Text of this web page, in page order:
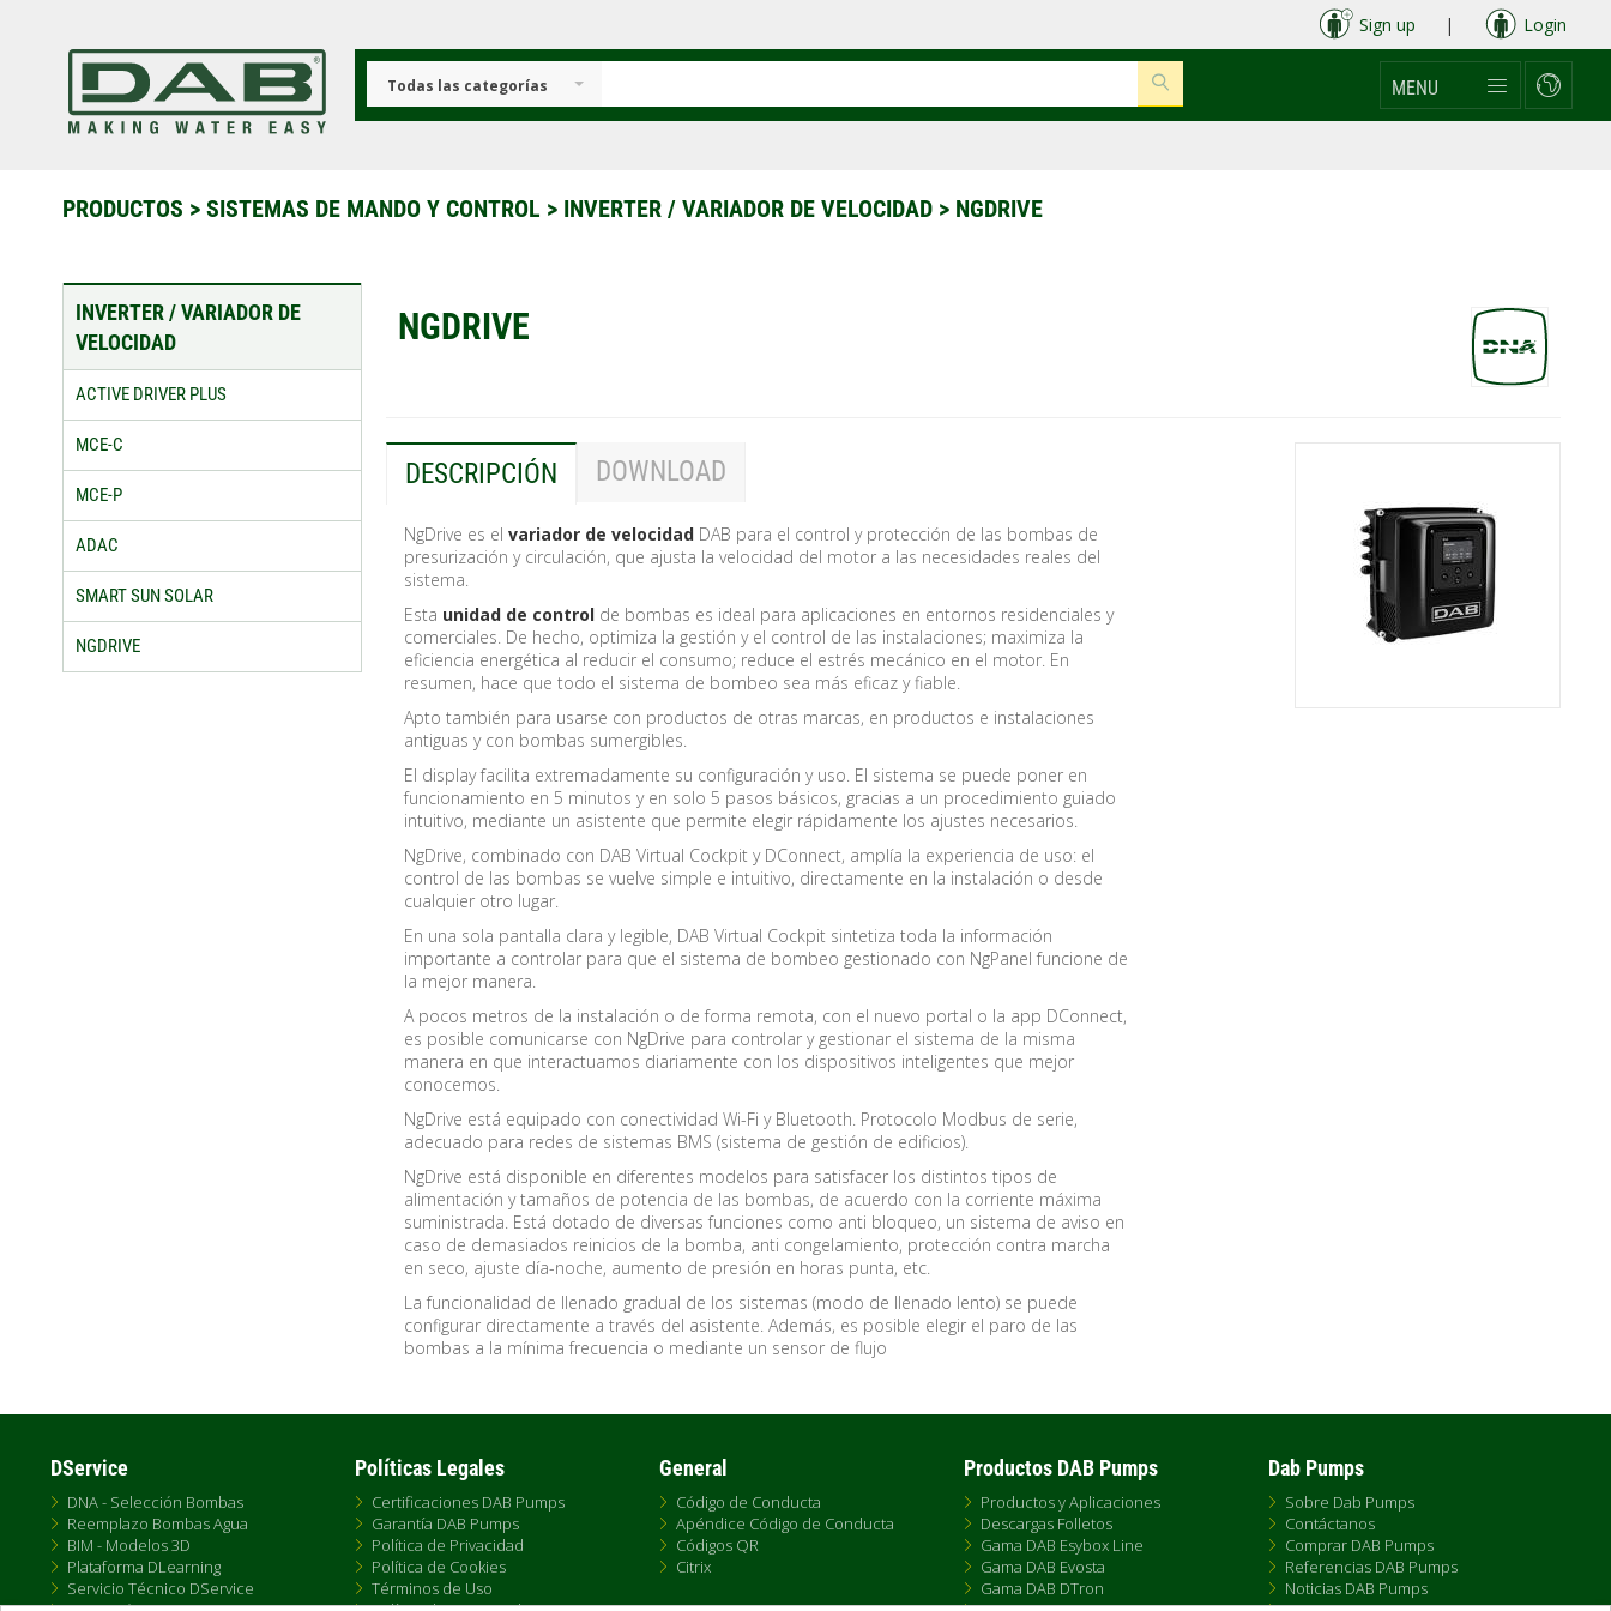
contenido
Sign up | Login
Todas las categorías MENU
PRODUCTOS > SISTEMAS DE MANDO Y CONTROL > INVERTER / VARIADOR DE VELOCIDAD > NGDRIVE
INVERTER / VARIADOR DE
VELOCIDAD
ACTIVE DRIVER PLUS
MCE-C
MCE-P
ADAC
SMART SUN SOLAR
NGDRIVE
NGDRIVE
DESCRIPCIÓN DOWNLOAD
NgDrive es el variador de velocidad DAB para el control y protección de las bombas de
presurización y circulación, que ajusta la velocidad del motor a las necesidades reales del
sistema.
Esta unidad de control de bombas es ideal para aplicaciones en entornos residenciales y
comerciales. De hecho, optimiza la gestión y el control de las instalaciones; maximiza la
eficiencia energética al reducir el consumo; reduce el estrés mecánico en el motor. En
resumen, hace que todo el sistema de bombeo sea más eficaz y fiable.
Apto también para usarse con productos de otras marcas, en productos e instalaciones
antiguas y con bombas sumergibles.
El display facilita extremadamente su configuración y uso. El sistema se puede poner en
funcionamiento en 5 minutos y en solo 5 pasos básicos, gracias a un procedimiento guiado
intuitivo, mediante un asistente que permite elegir rápidamente los ajustes necesarios.
NgDrive, combinado con DAB Virtual Cockpit y DConnect, amplía la experiencia de uso: el
control de las bombas se vuelve simple e intuitivo, directamente en la instalación o desde
cualquier otro lugar.
En una sola pantalla clara y legible, DAB Virtual Cockpit sintetiza toda la información
importante a controlar para que el sistema de bombeo gestionado con NgPanel funcione de
la mejor manera.
A pocos metros de la instalación o de forma remota, con el nuevo portal o la app DConnect,
es posible comunicarse con NgDrive para controlar y gestionar el sistema de la misma
manera en que interactuamos diariamente con los dispositivos inteligentes que mejor
conocemos.
NgDrive está equipado con conectividad Wi-Fi y Bluetooth. Protocolo Modbus de serie,
adecuado para redes de sistemas BMS (sistema de gestión de edificios).
NgDrive está disponible en diferentes modelos para satisfacer los distintos tipos de
alimentación y tamaños de potencia de las bombas, de acuerdo con la corriente máxima
suministrada. Está dotado de diversas funciones como anti bloqueo, un sistema de aviso en
caso de demasiados reinicios de la bomba, anti congelamiento, protección contra marcha
en seco, ajuste día-noche, aumento de presión en horas punta, etc.
La funcionalidad de llenado gradual de los sistemas (modo de llenado lento) se puede
configurar directamente a través del asistente. Además, es posible elegir el paro de las
bombas a la mínima frecuencia o mediante un sensor de flujo
DService
DNA - Selección Bombas
Reemplazo Bombas Agua
BIM - Modelos 3D
Plataforma DLearning
Servicio Técnico DService
Políticas Legales
Certificaciones DAB Pumps
Garantía DAB Pumps
Política de Privacidad
Política de Cookies
Términos de Uso
General
Código de Conducta
Apéndice Código de Conducta
Códigos QR
Citrix
Productos DAB Pumps
Productos y Aplicaciones
Descargas Folletos
Gama DAB Esybox Line
Gama DAB Evosta
Gama DAB DTron
Dab Pumps
Sobre Dab Pumps
Contáctanos
Comprar DAB Pumps
Referencias DAB Pumps
Noticias DAB Pumps